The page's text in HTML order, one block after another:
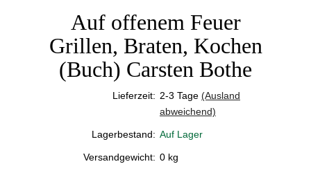
Auf offenem Feuer
Grillen, Braten, Kochen
(Buch) Carsten Bothe
Lieferzeit: 2-3 Tage (Ausland
abweichend)
Lagerbestand: Auf Lager
Versandgewicht: 0 kg